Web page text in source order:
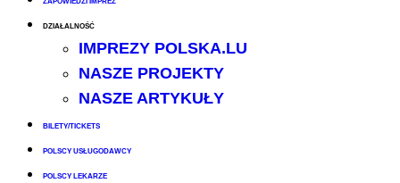
DZIAŁALNOŚĆ
IMPREZY POLSKA.LU
NASZE PROJEKTY
NASZE ARTYKUŁY
BILETY/TICKETS
POLSCY USŁUGODAWCY
POLSCY LEKARZE